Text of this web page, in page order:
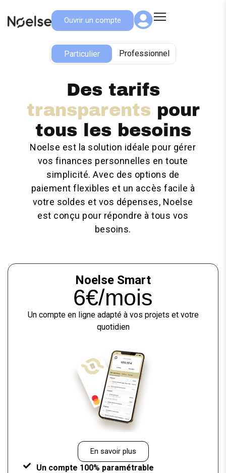
Ouvrir un compte
Particulier Professionnel
Particulier
Des tarifs
transparents pour
tous les besoins
Noelse est la solution idéale pour gérer
vos finances personnelles en toute
simplicité. Avec des options de
paiement flexibles et un accès facile à
votre soldes et vos dépenses, Noelse
est conçu pour répondre à tous vos
besoins.
Noelse Smart
6€/mois
Un compte en ligne adapté à vos projets et votre
quotidien
En savoir plus
Un compte 100% paramétrable